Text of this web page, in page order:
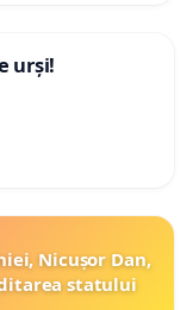
urși!
Nicușor Dan,
statului